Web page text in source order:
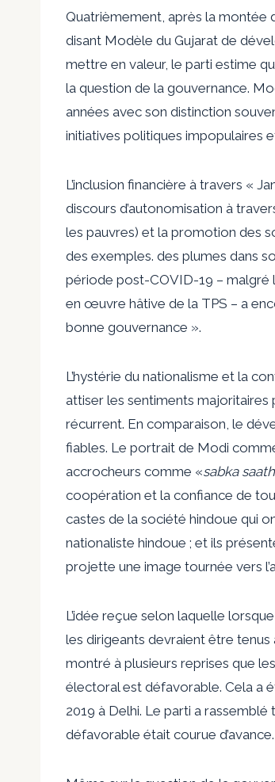
Quatrièmement, après la montée
disant Modèle du Gujarat de
mettre en valeur, le parti estime
la question de la gouvernance.
années avec son distinction
initiatives politiques impopulaires
L’inclusion financière à travers «
discours d’autonomisation à
les pauvres) et la promotion des
des exemples. des plumes dans
période post-COVID-19 – malgré
en œuvre hâtive de la TPS – a
bonne gouvernance ».
L’hystérie du nationalisme et la
attiser les sentiments majoritaires
récurrent. En comparaison, le
fiables. Le portrait de Modi
accrocheurs comme «sabka
coopération et la confiance de
castes de la société hindoue qui
nationaliste hindoue ; et ils
projette une image tournée vers
L’idée reçue selon laquelle
les dirigeants devraient être tenus
montré à plusieurs reprises que
électoral est défavorable. Cela a
2019 à Delhi. Le parti a
défavorable était courue d’avance.